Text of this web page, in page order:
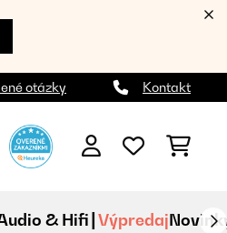
otázky Kontakt
& Hifi Výpredaj